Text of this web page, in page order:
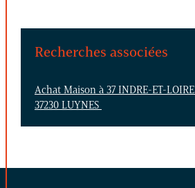
Recherches associées
Achat Maison à 37 INDRE-ET-LOIRE
37230 LUYNES